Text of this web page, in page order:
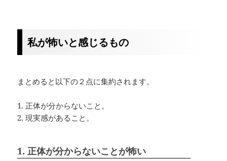
私が怖いと感じるもの
まとめると以下の２点に集約されます。
1. 正体が分からないこと。
2. 現実感があること。
1. 正体が分からないことが怖い